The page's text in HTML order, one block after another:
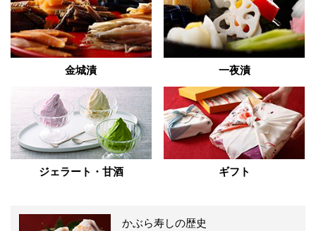
金城漬 一夜漬
ジェラート・甘酒 ギフト
かぶら寿しの歴史